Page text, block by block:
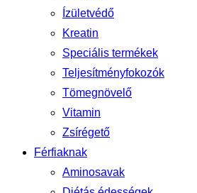
Ízületvédő
Kreatin
Speciális termékek
Teljesítményfokozók
Tömegnövelő
Vitamin
Zsírégető
Férfiaknak
Aminosavak